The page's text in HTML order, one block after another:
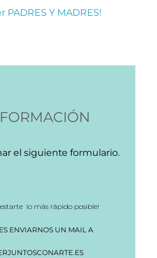
PADRES Y MADRES!
el siguiente formulario.
lo más rápido posible!
ENVIARNOS UN MAIL A